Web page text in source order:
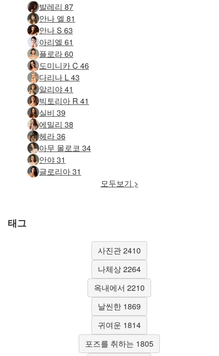
발레리 87
안나 엘 81
안나 S 63
아리엘 61
플로라 60
도미니카 C 46
다리나 L 43
알리야 41
빅토리아 R 41
실비 39
에밀리 38
헤라 36
아무 몰로코 34
안야 31
글로리아 31
모두보기 >
태그
사진관 2410
나체상 2264
옥내에서 2210
날씬한 1869
귀여운 1814
포즈를 취하는 1805